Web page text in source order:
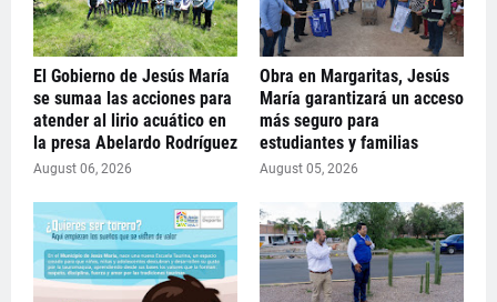
El Gobierno de Jesús María
se sumaa las acciones para
atender al lirio acuático en
la presa Abelardo Rodríguez
August 06, 2026
Obra en Margaritas, Jesús
María garantizará un acceso
más seguro para
estudiantes y familias
August 05, 2026